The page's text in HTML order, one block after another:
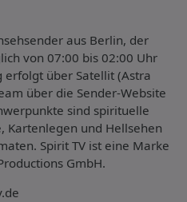
aus Berlin, der
von 07:00 bis 02:00 Uhr
erfolgt über Satellit (Astra
über die Sender-Website
sind spirituelle
Kartenlegen und Hellsehen
Spirit TV ist eine Marke
GmbH.